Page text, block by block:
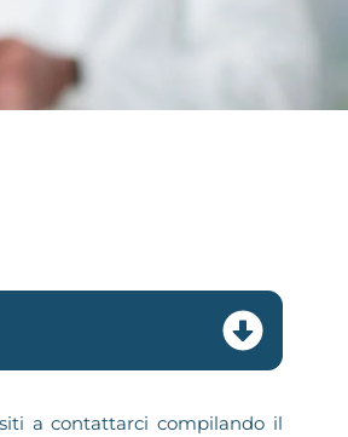
a contattarci compilando il